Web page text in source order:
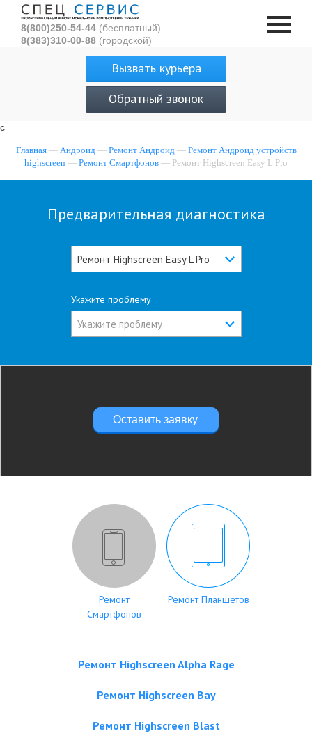
с
8(800)250-54-44 (бесплатный)
8(383)310-00-88 (городской)
Вызвать курьера
Обратный звонок
Главная— Андроид — Ремонт Андроид — Ремонт Андроид устройств
highscreen — Ремонт Смартфонов — Ремонт Highscreen Easy L Pro
Предварительная диагностика
Ремонт Highscreen Easy L Pro
Укажите проблему
Укажите проблему
Оставить заявку
Ремонт
Смартфонов
Ремонт Планшетов
Ремонт Highscreen Alpha Rage
Ремонт Highscreen Bay
Ремонт Highscreen Blast